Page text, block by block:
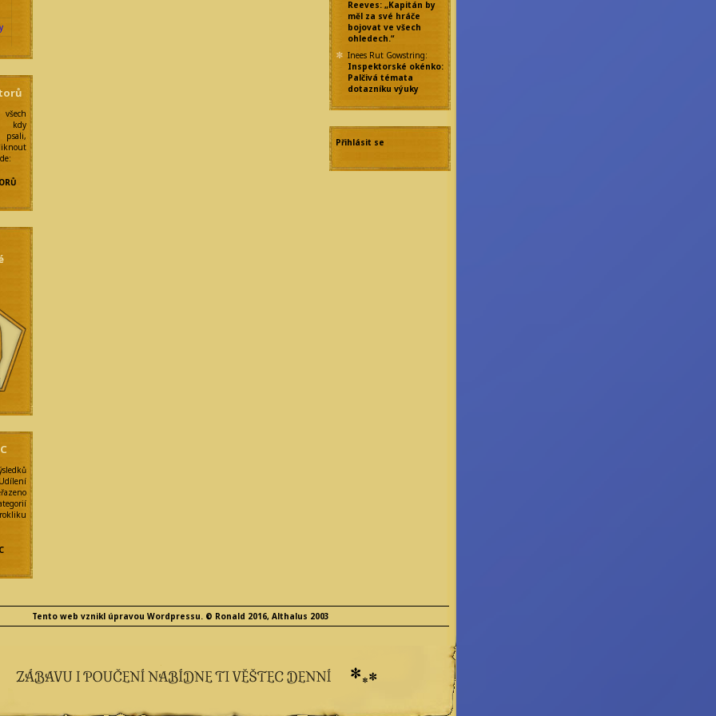
kdy
Reeves: „Kapitán by
měl za své hráče
bojovat ve všech
ohledech.“
Inees Rut Gowstring:
Inspektorské okénko:
Palčivá témata
dotazníku výuky
Přihlásit se
Tento web vznikl úpravou Wordpressu. © Ronald 2016, Althalus 2003